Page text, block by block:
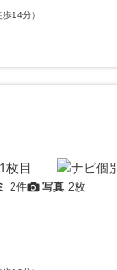
14分）
2件 写真 2枚